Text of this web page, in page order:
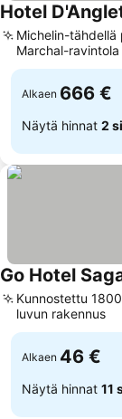
Hotel
Michelin-tähdellä
Marchal-ravintola
Alkaen 666 €
Näytä hinnat 2
Go Hotel
Kunnostettu
luvun rakennus
Alkaen 46 €
Näytä hinnat 11